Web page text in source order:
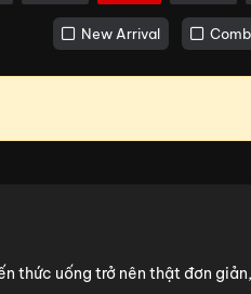
New Arrival
thức uống trở nên thật đơn